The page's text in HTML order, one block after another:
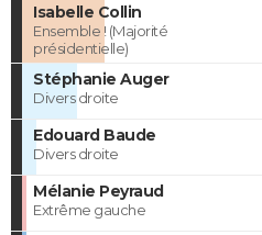
Isabelle Collin
Ensemble ! (Majorité
présidentielle)
Stéphanie Auger
Divers droite
Edouard Baude
Divers droite
Mélanie Peyraud
Extrême gauche